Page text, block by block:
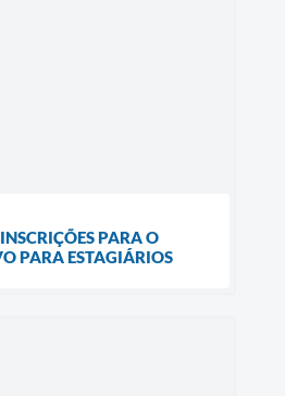
PARA O
PARA ESTAGIÁRIOS